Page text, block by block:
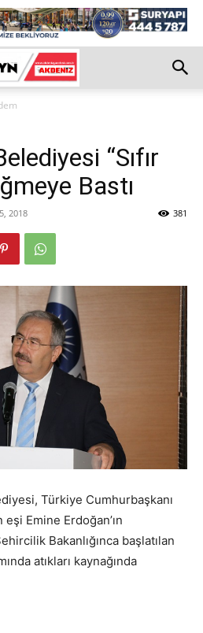
“Sıfır
Bastı
2018 381
Türkiye Cumhurbaşkanı
eşi Emine Erdoğan’ın
Bakanlığınca başlatılan
atıkları kaynağında